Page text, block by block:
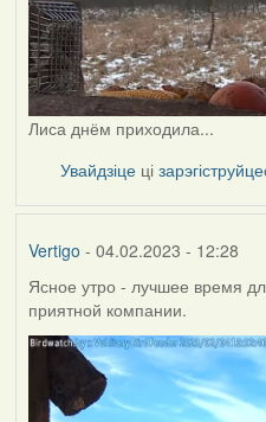
Лиса днём приходила...
Увайдзіце ці
Vertigo - 04.02.2023 - 12:28
Ясное утро - лучшее время
приятной компании.